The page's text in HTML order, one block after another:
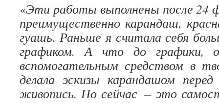
«Эти работы выполнены после 24
преимущественно карандаш,
гуашь. Раньше я считала себя
графиком. А что до графики,
вспомогательным средством в
делала эскизы карандашом
живопись. Но сейчас − это